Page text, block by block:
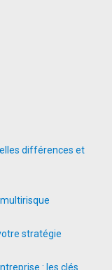
différences et
stratégie
: les clés